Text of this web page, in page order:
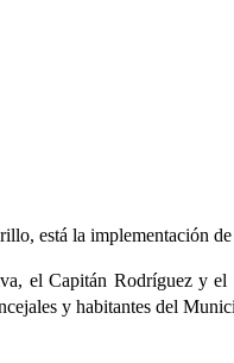
está la implementación
el Capitán Rodríguez y
y habitantes del